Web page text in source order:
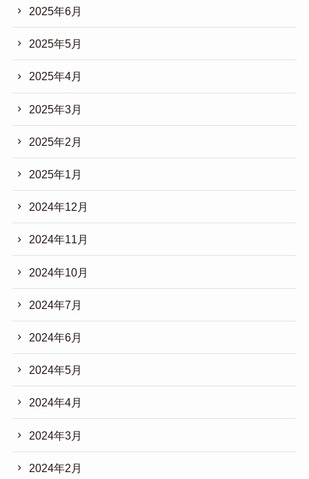
2025年6月
2025年5月
2025年4月
2025年3月
2025年2月
2025年1月
2024年12月
2024年11月
2024年10月
2024年7月
2024年6月
2024年5月
2024年4月
2024年3月
2024年2月